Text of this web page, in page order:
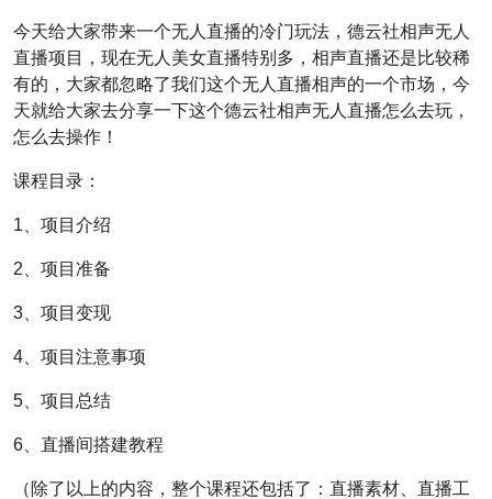
今天给大家带来一个无人直播的冷门玩法，德云社相声无人
直播项目，现在无人美女直播特别多，相声直播还是比较稀
有的，大家都忽略了我们这个无人直播相声的一个市场，今
天就给大家去分享一下这个德云社相声无人直播怎么去玩，
怎么去操作！
课程目录：
1、项目介绍
2、项目准备
3、项目变现
4、项目注意事项
5、项目总结
6、直播间搭建教程
（除了以上的内容，整个课程还包括了：直播素材、直播工